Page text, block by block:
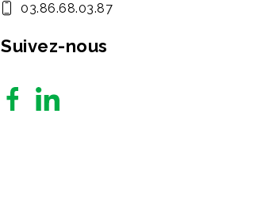
03.86.68.03.87
Suivez-nous